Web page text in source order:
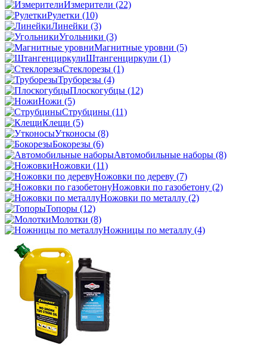
Измерители (22)
Рулетки (10)
Линейки (3)
Угольники (3)
Магнитные уровни (5)
Штангенциркули (1)
Стеклорезы (1)
Труборезы (4)
Плоскогубцы (12)
Ножи (5)
Струбцины (11)
Клещи (5)
Утконосы (8)
Бокорезы (6)
Автомобильные наборы (8)
Ножовки (11)
Ножовки по дереву (7)
Ножовки по газобетону (2)
Ножовки по металлу (2)
Топоры (12)
Молотки (8)
Ножницы по металлу (4)